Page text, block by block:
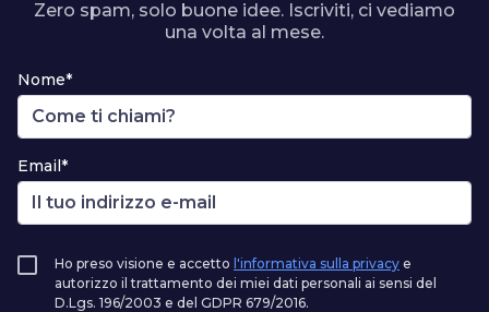
Zero spam, solo buone idee. Iscriviti, ci vediamo
una volta al mese.
Nome*
Email*
Ho preso visione e accetto l'informativa sulla privacy e
autorizzo il trattamento dei miei dati personali ai sensi del
D.Lgs. 196/2003 e del GDPR 679/2016.